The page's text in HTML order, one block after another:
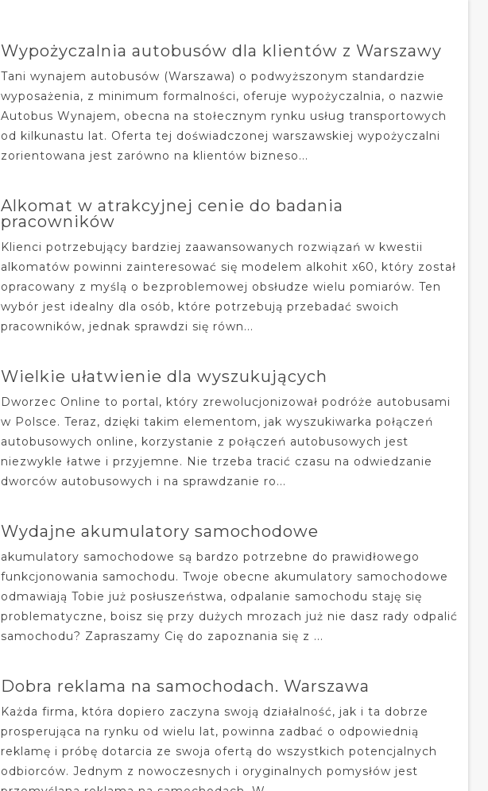
Wypożyczalnia autobusów dla klientów z Warszawy
Tani wynajem autobusów (Warszawa) o podwyższonym standardzie
wyposażenia, z minimum formalności, oferuje wypożyczalnia, o nazwie
Autobus Wynajem, obecna na stołecznym rynku usług transportowych
od kilkunastu lat. Oferta tej doświadczonej warszawskiej wypożyczalni
zorientowana jest zarówno na klientów bizneso...
Alkomat w atrakcyjnej cenie do badania
pracowników
Klienci potrzebujący bardziej zaawansowanych rozwiązań w kwestii
alkomatów powinni zainteresować się modelem alkohit x60, który został
opracowany z myślą o bezproblemowej obsłudze wielu pomiarów. Ten
wybór jest idealny dla osób, które potrzebują przebadać swoich
pracowników, jednak sprawdzi się równ...
Wielkie ułatwienie dla wyszukujących
Dworzec Online to portal, który zrewolucjonizował podróże autobusami
w Polsce. Teraz, dzięki takim elementom, jak wyszukiwarka połączeń
autobusowych online, korzystanie z połączeń autobusowych jest
niezwykle łatwe i przyjemne. Nie trzeba tracić czasu na odwiedzanie
dworców autobusowych i na sprawdzanie ro...
Wydajne akumulatory samochodowe
akumulatory samochodowe są bardzo potrzebne do prawidłowego
funkcjonowania samochodu. Twoje obecne akumulatory samochodowe
odmawiają Tobie już posłuszeństwa, odpalanie samochodu staję się
problematyczne, boisz się przy dużych mrozach już nie dasz rady odpalić
samochodu? Zapraszamy Cię do zapoznania się z ...
Dobra reklama na samochodach. Warszawa
Każda firma, która dopiero zaczyna swoją działalność, jak i ta dobrze
prosperująca na rynku od wielu lat, powinna zadbać o odpowiednią
reklamę i próbę dotarcia ze swoja ofertą do wszystkich potencjalnych
odbiorców. Jednym z nowoczesnych i oryginalnych pomysłów jest